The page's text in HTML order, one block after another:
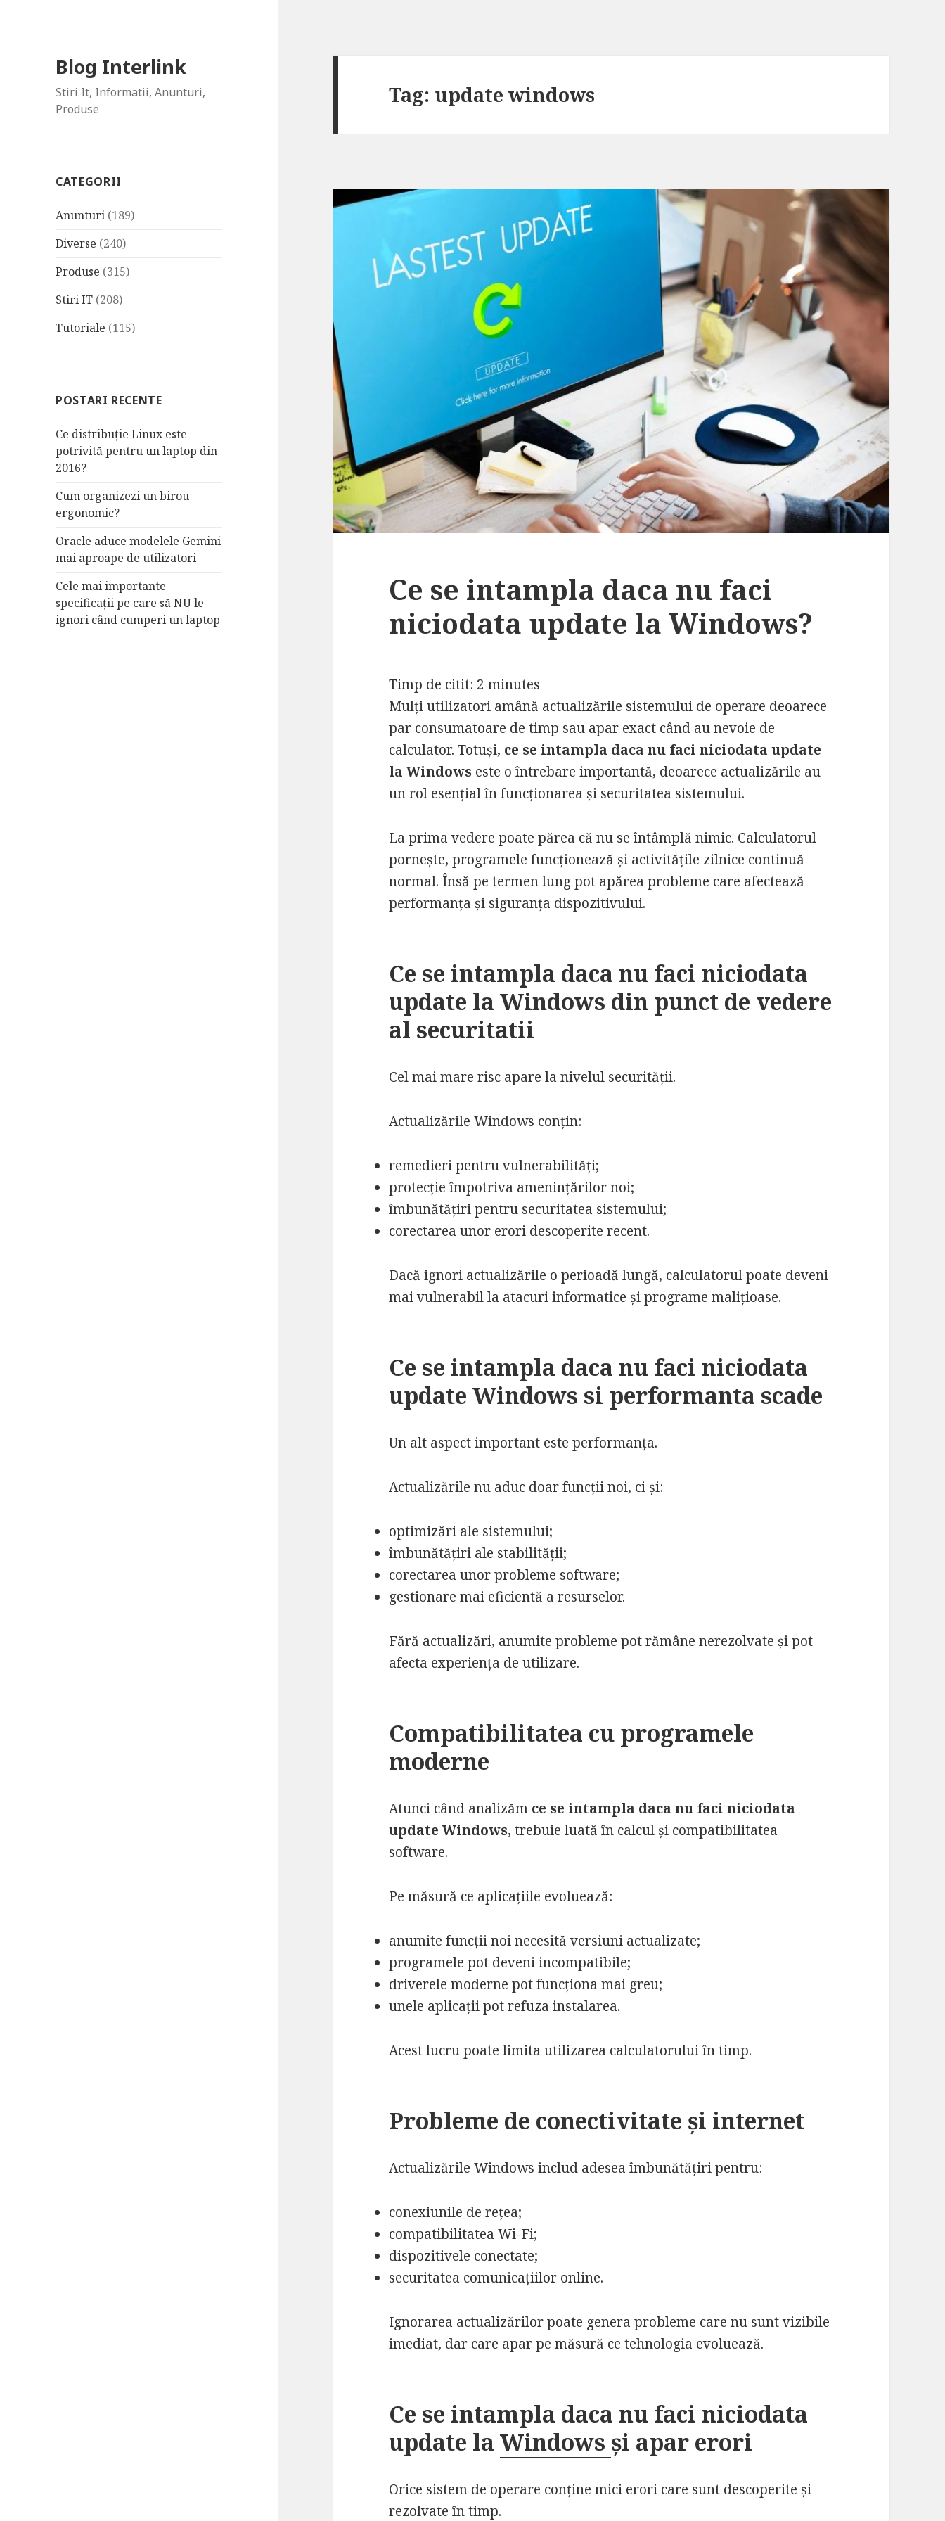
Blog Interlink
Stiri It, Informatii, Anunturi,
Produse
CATEGORII
Anunturi (189)
Diverse (240)
Produse (315)
Stiri IT (208)
Tutoriale (115)
POSTARI RECENTE
Ce distribuție Linux este
potrivită pentru un laptop din
2016?
Cum organizezi un birou
ergonomic?
Oracle aduce modelele Gemini
mai aproape de utilizatori
Cele mai importante
specificații pe care să NU le
ignori când cumperi un laptop
Tag: update windows
Ce se intampla daca nu faci
niciodata update la Windows?
Timp de citit: 2 minutes
Mulți utilizatori amână actualizările sistemului de operare deoarece
par consumatoare de timp sau apar exact când au nevoie de
calculator. Totuși, ce se intampla daca nu faci niciodata update
la Windows este o întrebare importantă, deoarece actualizările au
un rol esențial în funcționarea și securitatea sistemului.
La prima vedere poate părea că nu se întâmplă nimic. Calculatorul
pornește, programele funcționează și activitățile zilnice continuă
normal. Însă pe termen lung pot apărea probleme care afectează
performanța și siguranța dispozitivului.
Ce se intampla daca nu faci niciodata
update la Windows din punct de vedere
al securitatii
Cel mai mare risc apare la nivelul securității.
Actualizările Windows conțin:
remedieri pentru vulnerabilități;
protecție împotriva amenințărilor noi;
îmbunătățiri pentru securitatea sistemului;
corectarea unor erori descoperite recent.
Dacă ignori actualizările o perioadă lungă, calculatorul poate deveni
mai vulnerabil la atacuri informatice și programe malițioase.
Ce se intampla daca nu faci niciodata
update Windows si performanta scade
Un alt aspect important este performanța.
Actualizările nu aduc doar funcții noi, ci și:
optimizări ale sistemului;
îmbunătățiri ale stabilității;
corectarea unor probleme software;
gestionare mai eficientă a resurselor.
Fără actualizări, anumite probleme pot rămâne nerezolvate și pot
afecta experiența de utilizare.
Compatibilitatea cu programele
moderne
Atunci când analizăm ce se intampla daca nu faci niciodata
update Windows, trebuie luată în calcul și compatibilitatea
software.
Pe măsură ce aplicațiile evoluează:
anumite funcții noi necesită versiuni actualizate;
programele pot deveni incompatibile;
driverele moderne pot funcționa mai greu;
unele aplicații pot refuza instalarea.
Acest lucru poate limita utilizarea calculatorului în timp.
Probleme de conectivitate și internet
Actualizările Windows includ adesea îmbunătățiri pentru:
conexiunile de rețea;
compatibilitatea Wi-Fi;
dispozitivele conectate;
securitatea comunicațiilor online.
Ignorarea actualizărilor poate genera probleme care nu sunt vizibile
imediat, dar care apar pe măsură ce tehnologia evoluează.
Ce se intampla daca nu faci niciodata
update laWindows și apar erori
Orice sistem de operare conține mici erori care sunt descoperite și
rezolvate în timp.